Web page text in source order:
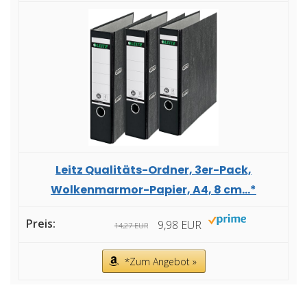
Leitz Qualitäts-Ordner, 3er-Pack,
Wolkenmarmor-Papier, A4, 8 cm...*
14,27 EUR 9,98 EUR
*Zum Angebot »